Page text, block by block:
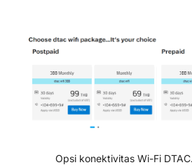
Opsi konektivitas Wi-Fi